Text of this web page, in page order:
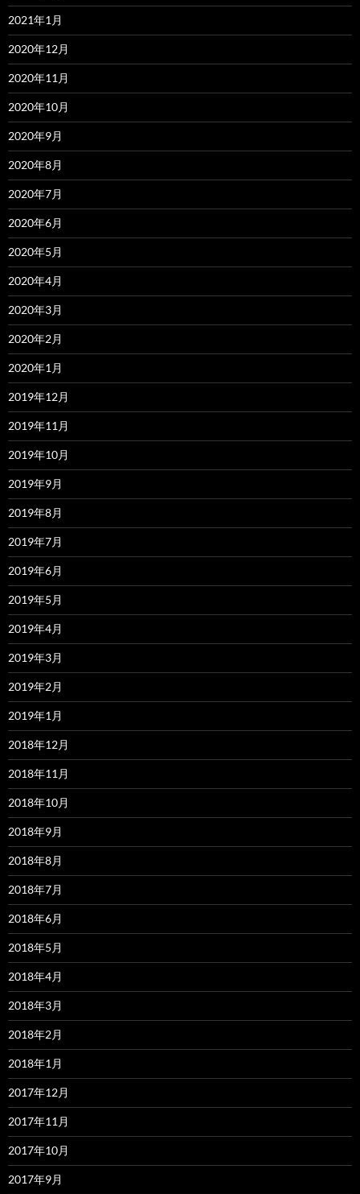
2021年1月
2020年12月
2020年11月
2020年10月
2020年9月
2020年8月
2020年7月
2020年6月
2020年5月
2020年4月
2020年3月
2020年2月
2020年1月
2019年12月
2019年11月
2019年10月
2019年9月
2019年8月
2019年7月
2019年6月
2019年5月
2019年4月
2019年3月
2019年2月
2019年1月
2018年12月
2018年11月
2018年10月
2018年9月
2018年8月
2018年7月
2018年6月
2018年5月
2018年4月
2018年3月
2018年2月
2018年1月
2017年12月
2017年11月
2017年10月
2017年9月